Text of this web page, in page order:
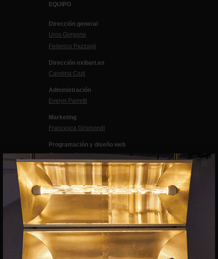
×
EQUIPO
Dirección general
Uros Gorgone
Federico Pazzagli
Dirección exibart.es
Carolina Ciuti
Administración
Evelyn Parretti
Marketing
Francesca Grismondi
Programación y diseño web
Giovanni Costante
Marcello Moi
EXIBART SPAIN, S.L.U.